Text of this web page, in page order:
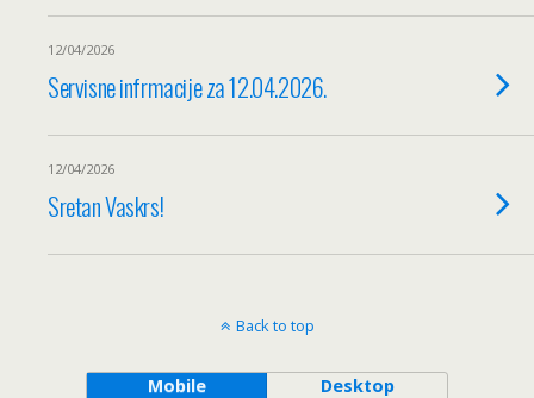
12/04/2026
Servisne infrmacije za 12.04.2026.
12/04/2026
Sretan Vaskrs!
Back to top
Mobile Desktop